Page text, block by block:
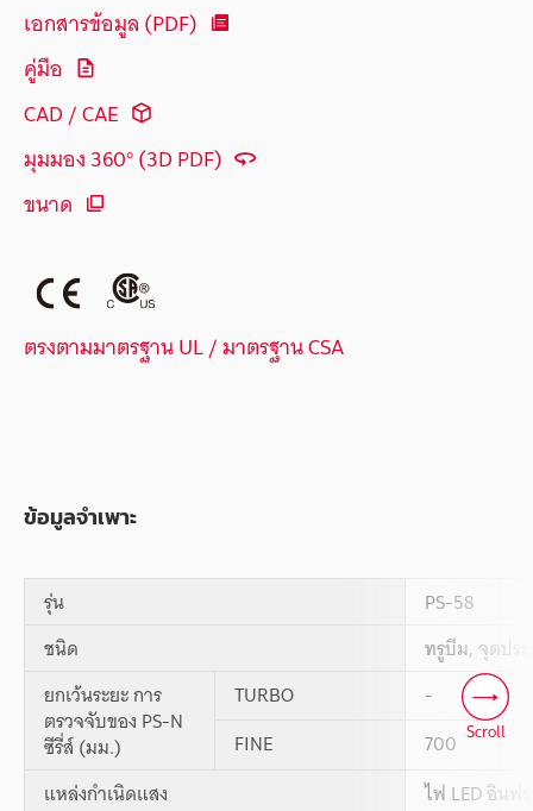
เอกสารข้อมูล (PDF)
คู่มือ
CAD / CAE
มุมมอง 360° (3D PDF)
ขนาด
ตรงตามมาตรฐาน UL / มาตรฐาน CSA
ข้อมูลจำเพาะ
รุ่น
PS-58
ชนิด
ทรูบีม, จุดปร
ยกเว้นระยะ การ
ตรวจจับของ PS-N
ซีรี่ส์ (มม.)
TURBO
-
FINE
700
แหล่งกำเนิดแสง
ไฟ LED อินฟ
Scroll